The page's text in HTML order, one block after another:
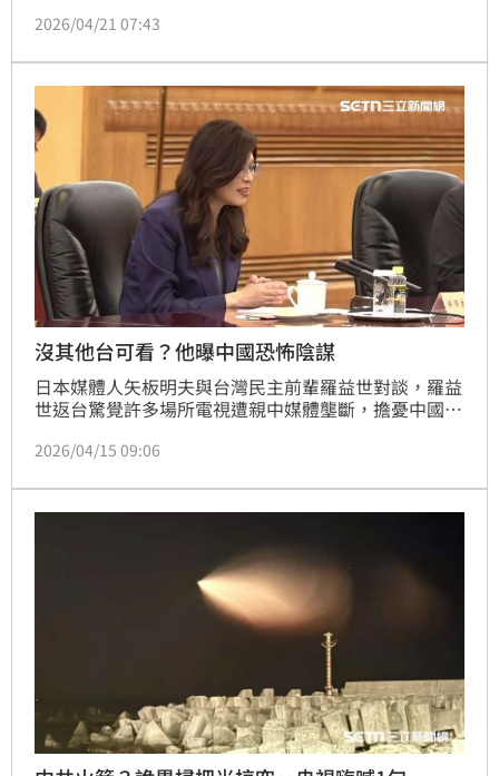
呈開啟狀態，僅少數維持關閉，特殊畫面引發網友好
2026/04/21 07:43
沒其他台可看？他曝中國恐怖陰謀
日本媒體人矢板明夫與台灣民主前輩羅益世對談，羅益
世返台驚覺許多場所電視遭親中媒體壟斷，擔憂中國藉
「無聲滲透」。兩人示警，中國意圖以大筆資金收買台
納粹併吞奧地利，直指台灣內部恐有「協力者」配合中
共。羅益世更憂心「小草」世代缺乏歷史警覺，易受中
國宣傳影響。兩人呼籲年輕世代珍惜台灣得來不易的民
2026/04/15 09:06